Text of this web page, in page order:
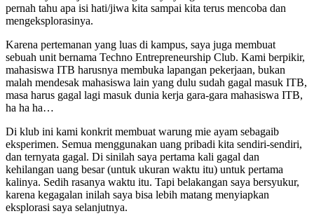
pernah tahu apa isi hati/jiwa kita sampai kita terus mencoba dan
mengeksplorasinya.
Karena pertemanan yang luas di kampus, saya juga membuat
sebuah unit bernama Techno Entrepreneurship Club. Kami berpikir,
mahasiswa ITB harusnya membuka lapangan pekerjaan, bukan
malah mendesak mahasiswa lain yang dulu sudah gagal masuk ITB,
masa harus gagal lagi masuk dunia kerja gara-gara mahasiswa ITB,
ha ha ha…
Di klub ini kami konkrit membuat warung mie ayam sebagaib
eksperimen. Semua menggunakan uang pribadi kita sendiri-sendiri,
dan ternyata gagal. Di sinilah saya pertama kali gagal dan
kehilangan uang besar (untuk ukuran waktu itu) untuk pertama
kalinya. Sedih rasanya waktu itu. Tapi belakangan saya bersyukur,
karena kegagalan inilah saya bisa lebih matang menyiapkan
eksplorasi saya selanjutnya.